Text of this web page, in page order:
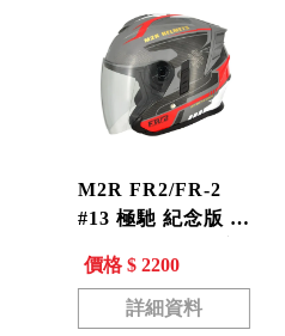
M2R FR2/FR-2
#13 極馳 紀念版 水
全帽
價格 $ 2200
詳細資料